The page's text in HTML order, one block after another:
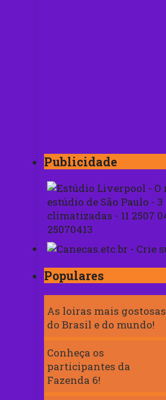
Publicidade
Populares
As loiras mais gostosas
do Brasil e do mundo!
Conheça os
participantes da
Fazenda 6!